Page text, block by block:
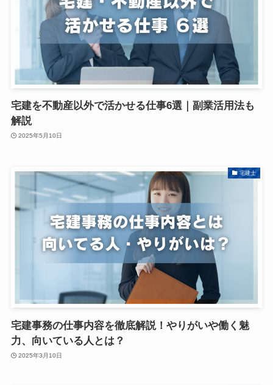
宅建を不動産以外で活かせる仕事6選｜副業活用法も
解説
2025年5月10日
宅建士
宅建事務の仕事内容を徹底解説！やりがいや働く魅
力、向いている人とは？
2025年3月10日